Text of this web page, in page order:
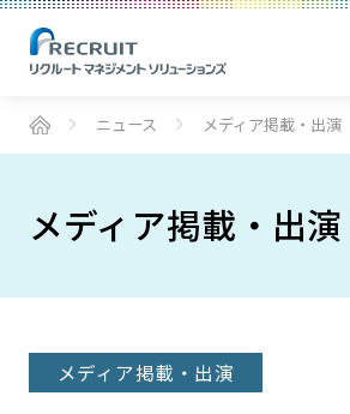
ニュース メディア掲載・出演
メディア掲載・出演
メディア掲載・出演